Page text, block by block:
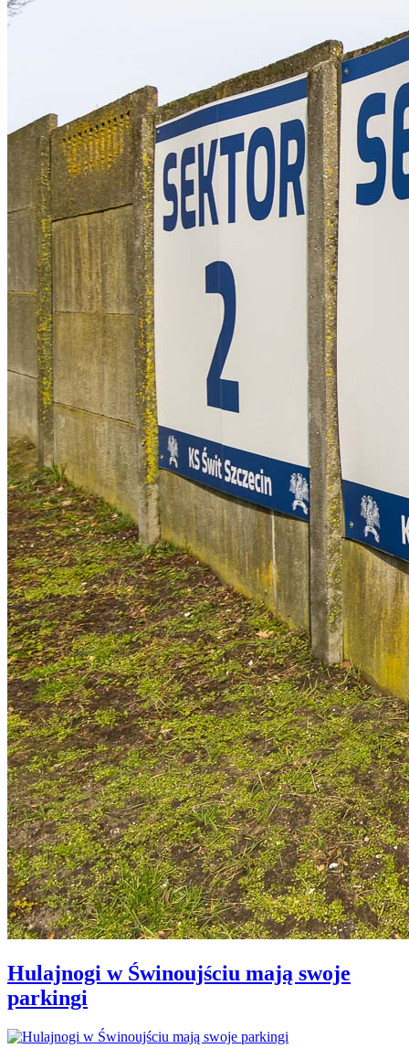
Hulajnogi w Świnoujściu mają swoje
parkingi